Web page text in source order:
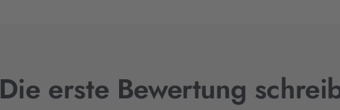
Die erste Bewertung